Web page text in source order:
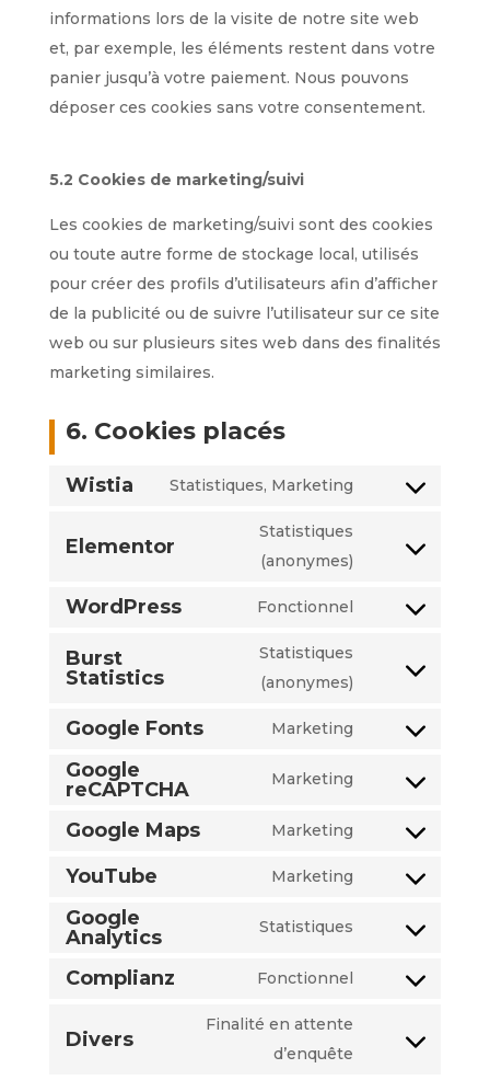
informations lors de la visite de notre site web
et, par exemple, les éléments restent dans votre
panier jusqu’à votre paiement. Nous pouvons
déposer ces cookies sans votre consentement.
5.2 Cookies de marketing/suivi
Les cookies de marketing/suivi sont des cookies
ou toute autre forme de stockage local, utilisés
pour créer des profils d’utilisateurs afin d’afficher
de la publicité ou de suivre l’utilisateur sur ce site
web ou sur plusieurs sites web dans des finalités
marketing similaires.
6. Cookies placés
Wistia Statistiques, Marketing
Elementor
Statistiques
(anonymes)
WordPress Fonctionnel
Burst
Statistics
Statistiques
(anonymes)
Google Fonts Marketing
Google
reCAPTCHA
Marketing
Google Maps Marketing
YouTube Marketing
Google
Analytics
Statistiques
Complianz Fonctionnel
Divers
Finalité en attente
d’enquête